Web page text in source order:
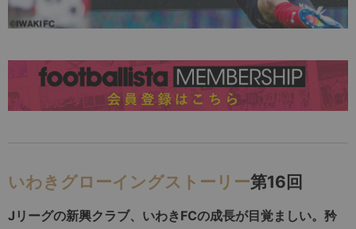
いわきグローイングストーリー第16回
Jリーグの新興クラブ、いわきFCの成長が目覚ましい。矜